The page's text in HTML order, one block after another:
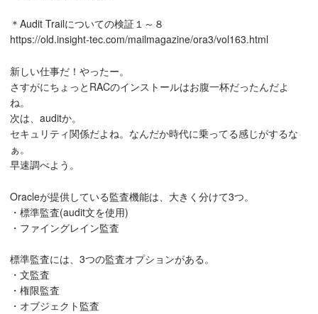
＊Audit Trailについての検証１～８
https://old.insight-tec.com/mailmagazine/ora3/vol163.html
新しい仕事だ！やったー。
さすがにちょっとRACのインストールはお腹一杯だったんだよ
ね。
次は、auditか。
セキュリティ関係だよね。なんだか時代に乗ってる感じがするな
ぁ。
早速調べよう。
Oracleが提供している監査機能は、大きく分けて3つ。
・標準監査(audit文を使用)
・ファイングレイン監査
標準監査には、3つの監査オプションがある。
・文監査
・権限監査
・オブジェクト監査